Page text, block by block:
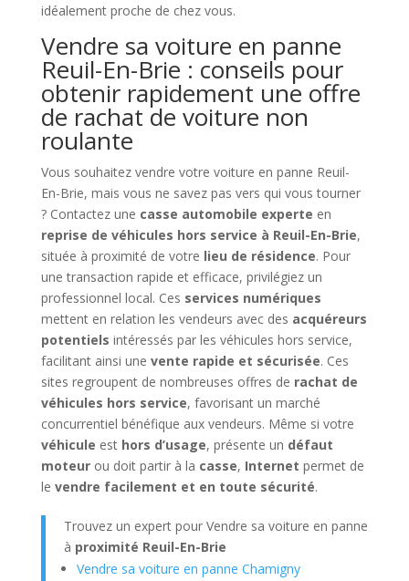
idéalement proche de chez vous.
Vendre sa voiture en panne
Reuil-En-Brie : conseils pour
obtenir rapidement une offre
de rachat de voiture non
roulante
Vous souhaitez vendre votre voiture en panne Reuil-
En-Brie, mais vous ne savez pas vers qui vous tourner
? Contactez une casse automobile experte en
reprise de véhicules hors service à Reuil-En-Brie,
située à proximité de votre lieu de résidence. Pour
une transaction rapide et efficace, privilégiez un
professionnel local. Ces services numériques
mettent en relation les vendeurs avec des acquéreurs
potentiels intéressés par les véhicules hors service,
facilitant ainsi une vente rapide et sécurisée. Ces
sites regroupent de nombreuses offres de rachat de
véhicules hors service, favorisant un marché
concurrentiel bénéfique aux vendeurs. Même si votre
véhicule est hors d’usage, présente un défaut
moteurou doit partir à la casse, Internet permet de
le vendre facilement et en toute sécurité.
Trouvez un expert pour Vendre sa voiture en panne
à proximité Reuil-En-Brie
Vendre sa voiture en panne Chamigny